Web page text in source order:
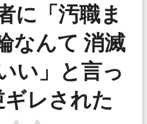
に「汚職ま
なんて 消滅
い」と言っ
レされた